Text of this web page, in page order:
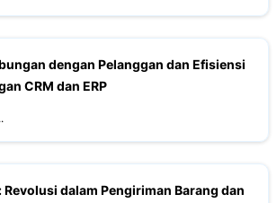
dengan Pelanggan dan Efisiensi
CRM dan ERP
dalam Pengiriman Barang dan